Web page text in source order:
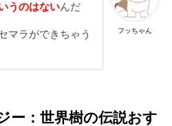
フッちゃん
うのはないんだ
マラができちゃう
ー：世界樹の伝説おす